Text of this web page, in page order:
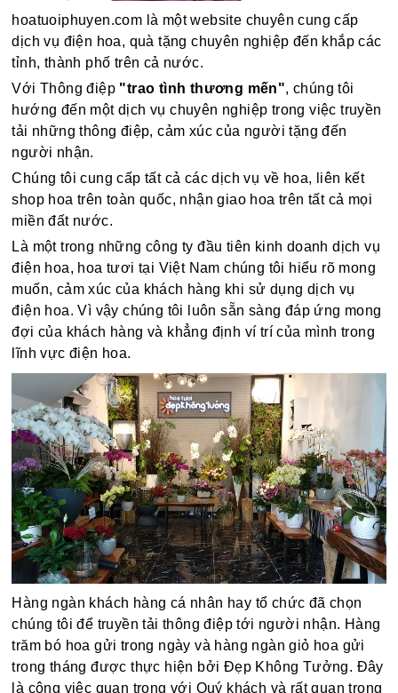
hoatuoiphuyen.com là một website chuyên cung cấp
dịch vụ điện hoa, quà tặng chuyên nghiệp đến khắp các
tỉnh, thành phố trên cả nước.
Với Thông điệp "trao tình thương mến", chúng tôi
hướng đến một dịch vụ chuyên nghiệp trong việc truyền
tải những thông điệp, cảm xúc của người tặng đến
người nhận.
Chúng tôi cung cấp tất cả các dịch vụ về hoa, liên kết
shop hoa trên toàn quốc, nhận giao hoa trên tất cả mọi
miền đất nước.
Là một trong những công ty đầu tiên kinh doanh dịch vụ
điện hoa, hoa tươi tại Việt Nam chúng tôi hiểu rõ mong
muốn, cảm xúc của khách hàng khi sử dụng dịch vụ
điện hoa. Vì vậy chúng tôi luôn sẵn sàng đáp ứng mong
đợi của khách hàng và khẳng định ví trí của mình trong
lĩnh vực điện hoa.
Hàng ngàn khách hàng cá nhân hay tổ chức đã chọn
chúng tôi để truyền tải thông điệp tới người nhận. Hàng
trăm bó hoa gửi trong ngày và hàng ngàn giỏ hoa gửi
trong tháng được thực hiện bởi Đẹp Không Tưởng. Đây
là công việc quan trọng với Quý khách và rất quan trọng